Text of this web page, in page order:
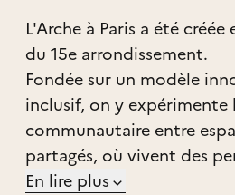
L'Arche à Paris a été
du 15e arrondissement.
Fondée sur un modèle
inclusif, on y expérimente
communautaire entre
partagés, où vivent des
situation de handicap
En lire plus